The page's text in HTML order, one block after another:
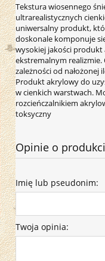
Tekstura wiosennego
ultrarealistycznych
uniwersalny produkt,
doskonale komponuje
wysokiej jakości
ekstremalnym realizmie.
zależności od nałożonej
Produkt akrylowy do
w cienkich warstwach.
rozcieńczalnikiem
toksyczny
Opinie o
Imię lub pseudonim:
Twoja opinia: